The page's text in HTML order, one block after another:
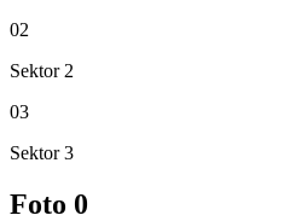
02
Sektor 2
03
Sektor 3
Foto 0